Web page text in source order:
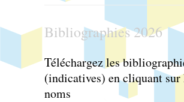
Bibliographies 2026
Téléchargez les
(indicatives) en cliquant sur
noms